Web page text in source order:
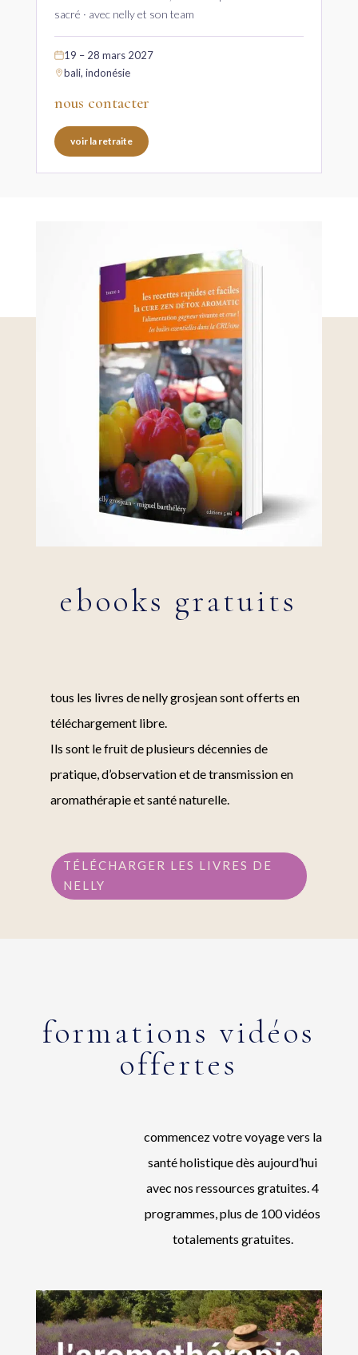
sacré · avec nelly et son team
19 – 28 mars 2027
bali, indonésie
nous contacter
voir la retraite
ebooks gratuits
tous les livres de nelly grosjean sont offerts en
téléchargement libre.
Ils sont le fruit de plusieurs décennies de
pratique, d’observation et de transmission en
aromathérapie et santé naturelle.
TÉLÉCHARGER LES LIVRES DE
NELLY
formations vidéos
offertes
commencez votre voyage vers la
santé holistique dès aujourd’hui
avec nos ressources gratuites. 4
programmes, plus de 100 vidéos
totalements gratuites.